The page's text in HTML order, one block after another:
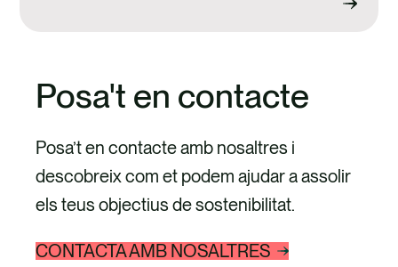
Posa't en contacte
Posa’t en contacte amb nosaltres i
descobreix com et podem ajudar a assolir
els teus objectius de sostenibilitat.
CONTACTA AMB NOSALTRES